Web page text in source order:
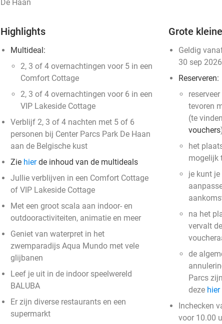
De Haan
Highlights
Multideal:
2, 3 of 4 overnachtingen voor 5 in een
Comfort Cottage
2, 3 of 4 overnachtingen voor 6 in een
VIP Lakeside Cottage
Verblijf 2, 3 of 4 nachten met 5 of 6
personen bij Center Parcs Park De Haan
aan de Belgische kust
Zie hierde inhoud van de multideals
Jullie verblijven in een Comfort Cottage
of VIP Lakeside Cottage
Met een groot scala aan indoor- en
outdooractiviteiten, animatie en meer
Geniet van waterpret in het
zwemparadijs Aqua Mundo met vele
glijbanen
Leef je uit in de indoor speelwereld
BALUBA
Er zijn diverse restaurants en een
supermarkt
Grote
Geldig
30 sep 2026
Reserveren:
tevoren
(te
vouchers
het
mogelijk
je kunt je
na het
vervalt
de
Parcs
deze hier
Inchecken
voor 10.00